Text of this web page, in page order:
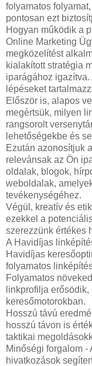
folyamatos
pontosan ezt
Hogyan működik a
Online Marketing
megközelítést
kialakított stratégia
iparágához
lépéseket
Először is, alapos
megértsük, milyen
rangsorolt
lehetőségekbe és
Ezután azonosítjuk
relevánsak az Ön
oldalak, blogok,
weboldalak,
tevékenységéhez.
Végül, kreatív és
ezekkel a
szerezzünk értékes
A Havidíjas
Havidíjas
folyamatos
Folyamatos
linkprofilja
keresőmotorokban.
Hosszú távú
hosszú távon is
taktikai
Minőségi forgalom -
hivatkozások